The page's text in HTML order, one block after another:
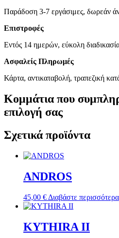
Παράδοση 3-7 εργάσιμες, δωρεάν
Επιστροφές
Εντός 14 ημερών, εύκολη
Ασφαλείς Πληρωμές
Κάρτα, αντικαταβολή, τραπεζική
Κομμάτια που
επιλογή σας
Σχετικά προϊόντα
ANDROS
45,00 € Διαβάστε περισσότερα
KYTHIRA II